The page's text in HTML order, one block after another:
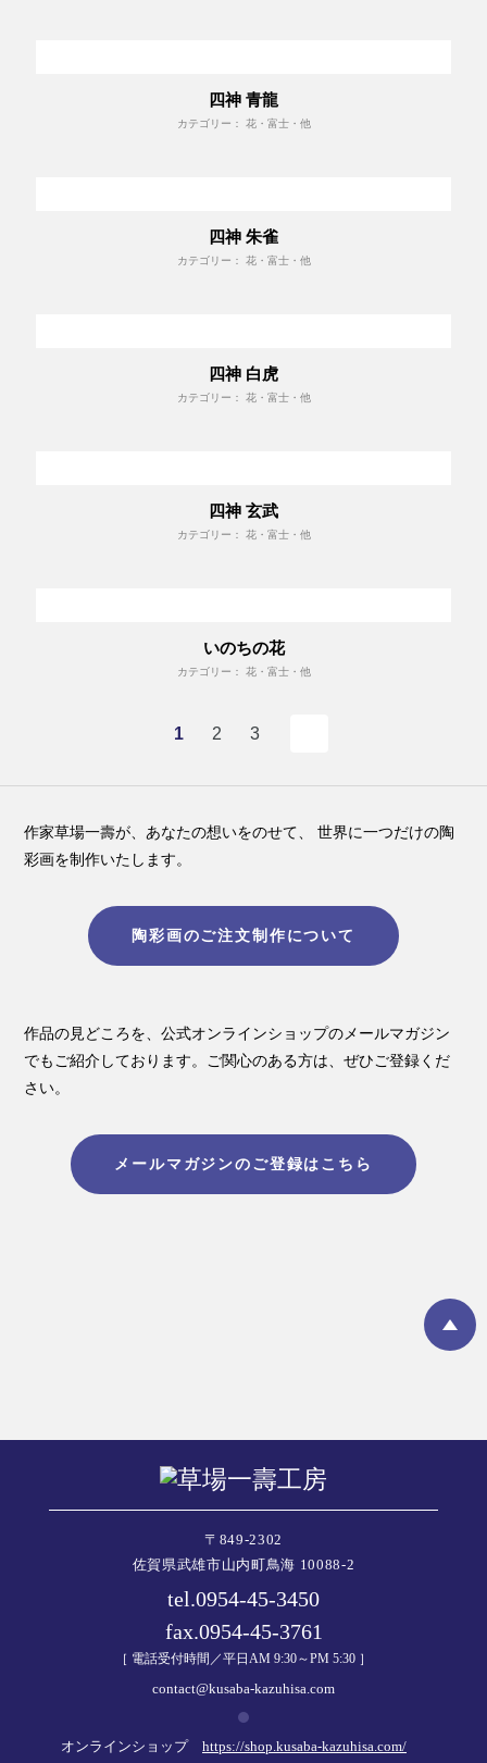
四神 青龍
カテゴリー： 花・富士・他
四神 朱雀
カテゴリー： 花・富士・他
四神 白虎
カテゴリー： 花・富士・他
四神 玄武
カテゴリー： 花・富士・他
いのちの花
カテゴリー： 花・富士・他
1 2 3
作家草場一壽が、あなたの想いをのせて、
世界に一つだけの陶
彩画を制作いたします。
陶彩画のご注文制作について
作品の見どころを、公式オンラインショップのメールマガジン
でもご紹介しております。 ご関心のある方は、ぜひご登録くだ
さい。
メールマガジンのご登録はこちら
〒849-2302
佐賀県武雄市山内町鳥海 10088-2
tel.0954-45-3450
fax.0954-45-3761
［ 電話受付時間／平日AM 9:30～PM 5:30 ］
contact@kusaba-kazuhisa.com
オンラインショップ https://shop.kusaba-kazuhisa.com/